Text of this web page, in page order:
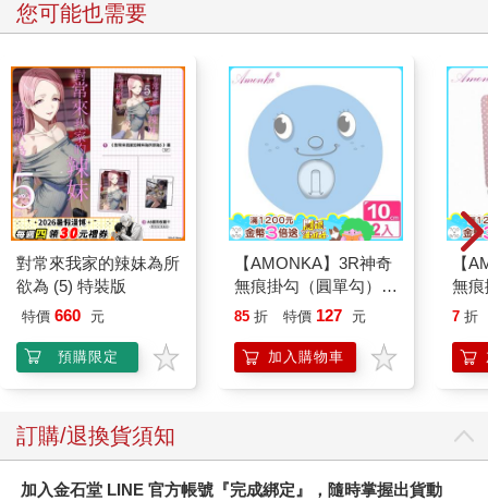
您可能也需要
對常來我家的辣妹為所
欲為 (5) 特裝版
特價 660 元
預購限定
【AMONKA】3R神奇
無痕掛勾（圓單勾）
（微笑－藍色）2入
85 折 特價 127 元
加入購物車
【
無
架
7 折
訂購/退換貨須知
加入金石堂 LINE 官方帳號『完成綁定』，隨時掌握出貨動